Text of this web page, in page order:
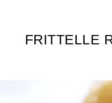
FRITTELLE